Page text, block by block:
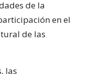
de la
en el
de las
las